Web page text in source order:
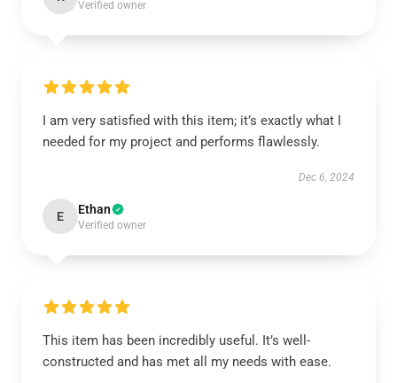
Verified owner
I am very satisfied with this item; it’s exactly what I
needed for my project and performs flawlessly.
Dec 6, 2024
E Ethan
Verified owner
This item has been incredibly useful. It’s well-
constructed and has met all my needs with ease.